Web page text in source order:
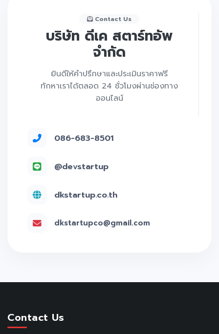
Contact Us
บริษัท ดีเค สตาร์ทอัพ
จำกัด
ยินดีให้คำปรึกษาและประเมินราคาฟรี
ทักหาเราได้ตลอด 24 ชั่วโมงผ่านช่องทาง
ออนไลน์
086-683-8501
@devstartup
dkstartup.co.th
dkstartupco@gmail.com
Contact Us